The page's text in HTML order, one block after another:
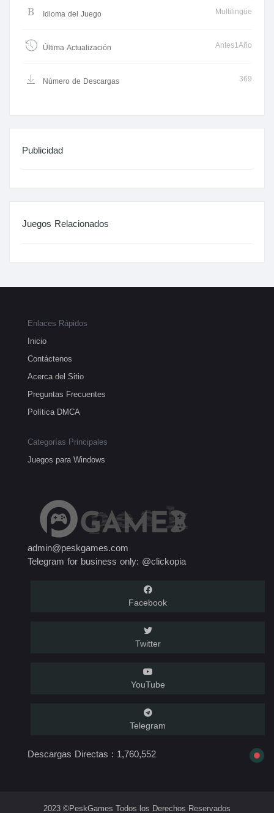
Idioma del Juego Multilingüe
Última Actualización Antes1Año
Número de Descargas 369
Publicidad
Juegos Relacionados
Enlaces Rápidos
Inicio
Contáctenos
Acerca del Sitio
Preguntas Frecuentes
Política DMCA
Categorías Principales
Juegos para Windows
admin@peskgames.com
Telegram for business only: @clickopia
Facebook
Twitter
YouTube
Telegram
Descargas Directas : 1,760,552
2023 ©PeskGames Todos los Derechos Reservados